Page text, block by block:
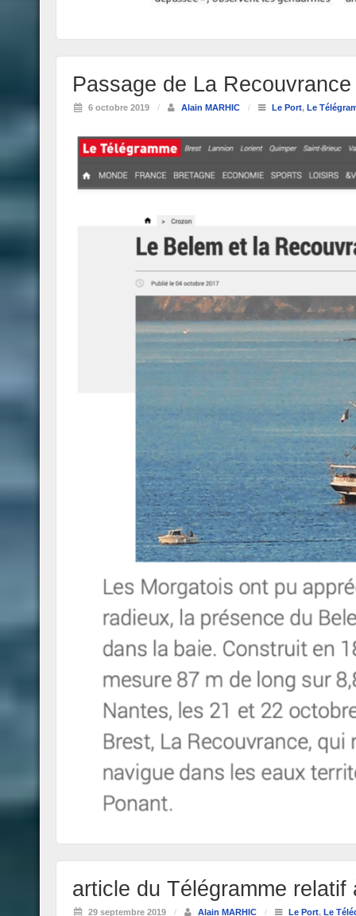
Passage de La
6 octobre 2019 / Alain MARHIC / Le Port, Le
article du Télégramme relatif
29 septembre 2019 / Alain MARHIC / Le Port, Le